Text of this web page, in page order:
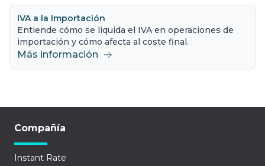
IVA a la Importación
Entiende cómo se liquida el IVA en operaciones de
importación y cómo afecta al coste final.
Más información
Compañía
Instant Rate